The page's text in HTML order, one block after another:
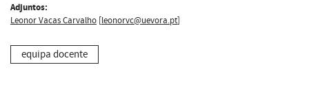
Adjuntos:
Leonor Vacas Carvalho [leonorvc@uevora.pt]
equipa docente